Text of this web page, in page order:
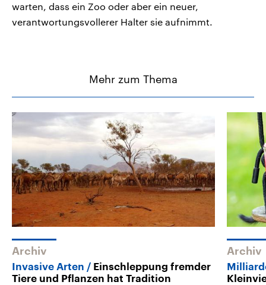
warten, dass ein Zoo oder aber ein neuer,
verantwortungsvollerer Halter sie aufnimmt.
Mehr zum Thema
Archiv
Invasive Arten
Einschleppung fremder
Tiere und Pflanzen hat Tradition
Archiv